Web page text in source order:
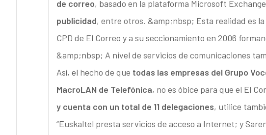
de correo, basado en la plataforma Microsoft
publicidad, entre otros. &amp;nbsp; Esta realidad es
CPD de El Correo y a su seccionamiento en 2006
&amp;nbsp; A nivel de servicios de comunicaciones
Así, el hecho de que todas las empresas del Grupo
MacroLAN de Telefónica, no es óbice para que el El
y cuenta con un total de 11 delegaciones, utilice
“Euskaltel presta servicios de acceso a Internet; y